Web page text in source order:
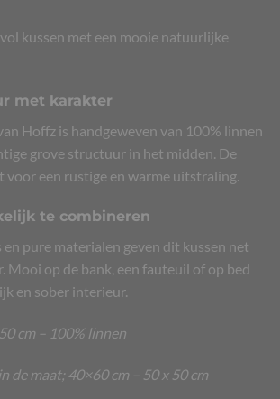
kussen met een mooie natuurlijke
met karakter
Hoffz is handgeweven van 100% linnen
grove structuur in het midden. De
voor een rustige en warme uitstraling.
te combineren
en pure materialen geven dit kussen net
Mooi op de bank, een fauteuil of op bed
en sober interieur.
cm – 100% linnen
de maat; 40×60 cm – 50 x 50 cm